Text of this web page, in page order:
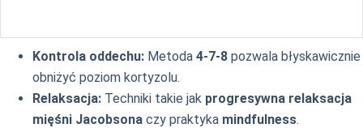
Kontrola oddechu: Metoda 4-7-8 pozwala błyskawicznie
obniżyć poziom kortyzolu.
Relaksacja: Techniki takie jak progresywna relaksacja
mięśni Jacobsona czy praktyka mindfulness.